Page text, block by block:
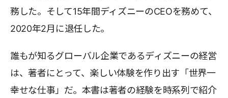
務した。そして15年間ディズニーのCEOを務めて、
2020年2月に退任した。
誰もが知るグローバル企業であるディズニーの経営
は、著者にとって、楽しい体験を作り出す「世界一
幸せな仕事」だ。本書は著者の経験を時系列で紹介